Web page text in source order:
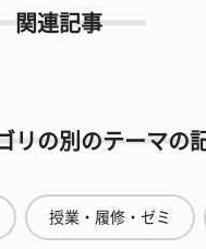
関連記事
リの別のテーマの
授業・履修・ゼミ